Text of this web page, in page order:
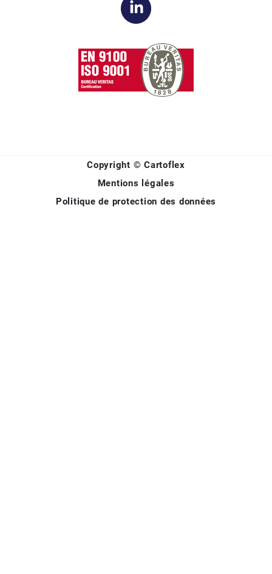
Copyright © Cartoflex
Mentions légales
Politique de protection des données